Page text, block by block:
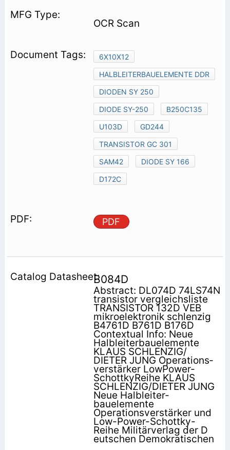
OCR Scan
6X10X12
HALBLEITERBAUELEMENTE DDR
DIODEN SY 250
DIODE SY-250
B250C135
U103D
GD244
TRANSISTOR GC 301
SAM42
DIODE SY 166
D172C
PDF
B084D
Abstract: DL074D 74LS74N
transistor vergleichsliste
TRANSISTOR 132D VEB
mikroelektronik schlenzig
B4761D B761D B176D
Contextual Info: Neue
Halbleiterbauelemente
KLAUS SCHLENZIG/
DIETER JUNG Operations­
verstärker LowPower-
SchottkyReihe KLAUS
SCHLENZIG/DIETER JUNG
Neue Halbleiter­
bauelemente
Operationsverstärker und
Low-Power-Schottky-
Reihe Militärverlag der D
eutschen Demokratischen